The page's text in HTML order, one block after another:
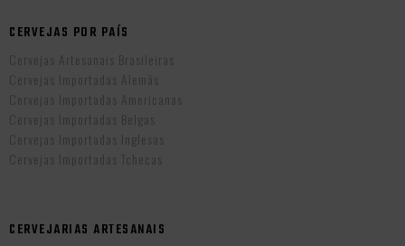
CERVEJAS POR PAÍS
Cervejas Artesanais Brasileiras
Cervejas Importadas Alemãs
Cervejas Importadas Americanas
Cervejas Importadas Belgas
Cervejas Importadas Inglesas
Cervejas Importadas Tchecas
CERVEJARIAS ARTESANAIS